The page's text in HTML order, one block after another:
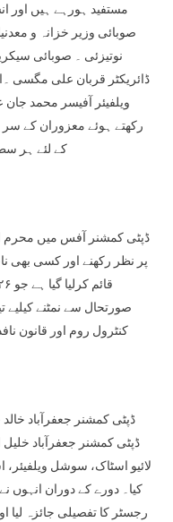
مستفید ہورہے ہیں اور
صوبائی وزیر خزانہ و
نوتیزئی ۔ صوبائی
ڈائریکٹر قربان علی مگسی
ویلفیئر آفیسر محمد
رکھتے ہوئے معزوران کے
کے لئے ہر
ڈپٹی کمشنر آفس میں محرم
پر نظر رکھنے اور کسی بھی
صورتحال سے نمٹنے
کنٹرول روم اور قانون
ڈپٹی کمشنر جعفرآباد
ڈپٹی کمشنر جعفرآباد
لائیو اسٹاک، سوشل
کیا۔ دورے کے دوران
رجسٹر کا تفصیلی جائزہ